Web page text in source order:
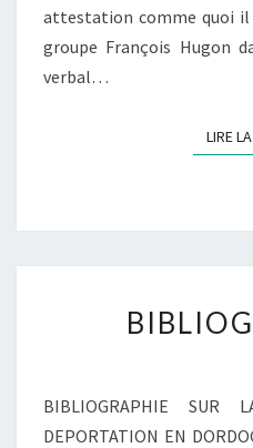
attestation comme quoi il
groupe François Hugon
verbal…
LIRE
BIBLIOGRAPHIE SUR
DEPORTATION EN